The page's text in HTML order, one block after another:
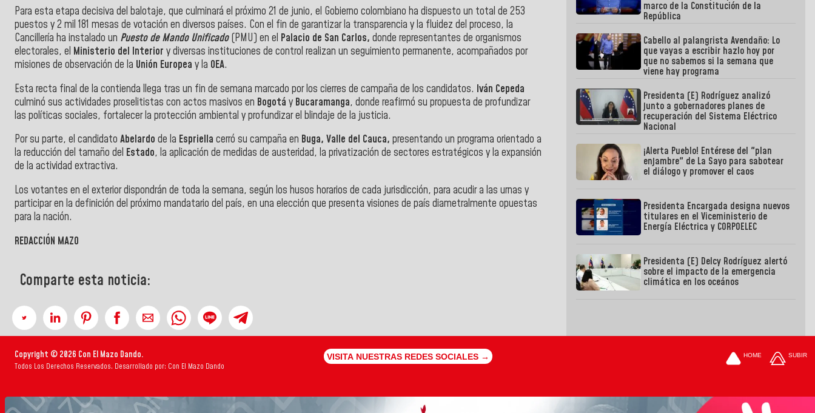
Para esta etapa decisiva del balotaje, que culminará el próximo 21 de junio, el Gobierno colombiano ha dispuesto un total de 253
puestos y 2 mil 181 mesas de votación en diversos países. Con el fin de garantizar la transparencia y la fluidez del proceso, la
Cancillería ha instalado un Puesto de Mando Unificado(PMU) en el Palacio de San Carlos, donde representantes de organismos
electorales, el Ministerio del Interior y diversas instituciones de control realizan un seguimiento permanente, acompañados por
misiones de observación de la Unión Europea y la OEA.
Esta recta final de la contienda llega tras un fin de semana marcado por los cierres de campaña de los candidatos. Iván Cepeda
culminó sus actividades proselitistas con actos masivos en Bogotá y Bucaramanga, donde reafirmó su propuesta de profundizar
las políticas sociales, fortalecer la protección ambiental y profundizar el blindaje de la justicia.
Por su parte, el candidato Abelardo de la Espriella cerró su campaña en Buga, Valle del Cauca, presentando un programa orientado a
la reducción del tamaño del Estado, la aplicación de medidas de austeridad, la privatización de sectores estratégicos y la expansión
de la actividad extractiva.
Los votantes en el exterior dispondrán de toda la semana, según los husos horarios de cada jurisdicción, para acudir a las urnas y
participar en la definición del próximo mandatario del país, en una elección que presenta visiones de país diametralmente opuestas
para la nación.
REDACCIÓN MAZO
Comparte esta noticia:
marco de la Constitución de la
República
Cabello al palangrista Avendaño: Lo
que vayas a escribir hazlo hoy por
que no sabemos si la semana que
viene hay programa
Presidenta (E) Rodríguez analizó
junto a gobernadores planes de
recuperación del Sistema Eléctrico
Nacional
¡Alerta Pueblo! Entérese del "plan
enjambre" de La Sayo para sabotear
el diálogo y promover el caos
Presidenta Encargada designa nuevos
titulares en el Viceministerio de
Energía Eléctrica y CORPOELEC
Presidenta (E) Delcy Rodríguez alertó
sobre el impacto de la emergencia
climática en los oceános
Copyright © 2026 Con El Mazo Dando.
Todos Los Derechos Reservados. Desarrollado por: Con El Mazo Dando
VISITA NUESTRAS REDES SOCIALES → HOME SUBIR